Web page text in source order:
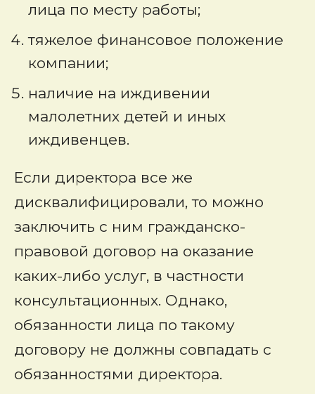
лица по месту работы;
тяжелое финансовое положение
компании;
наличие на иждивении
малолетних детей и иных
иждивенцев.
Если директора все же
дисквалифицировали, то можно
заключить с ним гражданско-
правовой договор на оказание
каких-либо услуг, в частности
консультационных. Однако,
обязанности лица по такому
договору не должны совпадать с
обязанностями директора.